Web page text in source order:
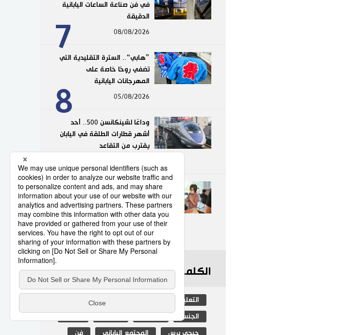
7
في فن صناعة الساعات اليابانية
الدقيقة
08/08/2026
8
”هابي“.. السترة التقليدية التي
تضفي روحًا خاصة على
المهرجانات اليابانية
05/08/2026
9
وداعًا لشينكانسن 500.. أحد
أشهر قطارات الطلقة في اليابان
يقترب من التقاعد
10
من الملاعب إلى الأحياء السكنية..
كيف أعاد لاعبو كرة القدم الحياة
إلى مجمع ياباني أنهكته
الشيخوخة؟
06/08/2026
الكلمات الأكثر بحثا
التعليم الياباني مجتمع
الجنس
جيجي برس المجتمع الياباني فن